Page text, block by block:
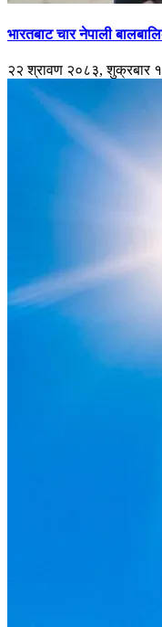
भारतबाट चार नेपाली
२२ श्रावण २०८३, शुक्रबार